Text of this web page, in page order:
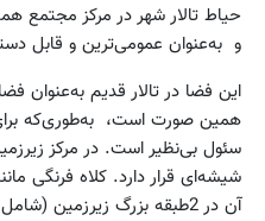
حیاط تالار شهر در مرکز
و به‌عنوان عمومی‌ترین و قابل
این فضا در تالار قدیم به‌عنوان
همین صورت است، به‌طوری‌که
سئول بی‌نظیر است. در مرکز
شیشه‌ای قرار دارد. کلاه فرنگی
آن در 2طبقه بزرگ زیرزمین (شامل بخش‌های عمومی) وارد می‌شود.